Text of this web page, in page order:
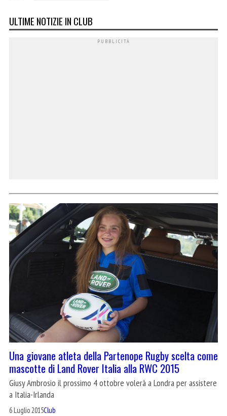
ULTIME NOTIZIE IN CLUB
Una giovane atleta della Partenope Rugby scelta come
mascotte di Land Rover Italia alla RWC 2015
Giusy Ambrosio il prossimo 4 ottobre volerà a Londra per assistere
a Italia-Irlanda
6 Luglio 2015Club